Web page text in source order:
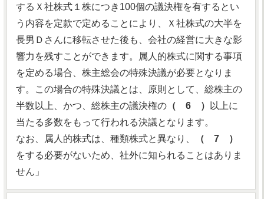
するＸ社株式１株につき100個の議決権を有するとい
う内容を定款で定めることにより、Ｘ社株式の大半を
長男Ｄさんに移転させた後も、会社の経営に大きな影
響力を残すことができます。属人的株式に関する事項
を定める場合、株主総会の特殊決議が必要となりま
す。この場合の特殊決議とは、原則として、総株主の
半数以上、かつ、総株主の議決権の （ 6 ）
以上に
当たる多数をもって行われる決議となります。
なお、属人的株式は、種類株式と異なり、
（ 7 ）
をする必要がないため、社外に知られることはありま
せん」